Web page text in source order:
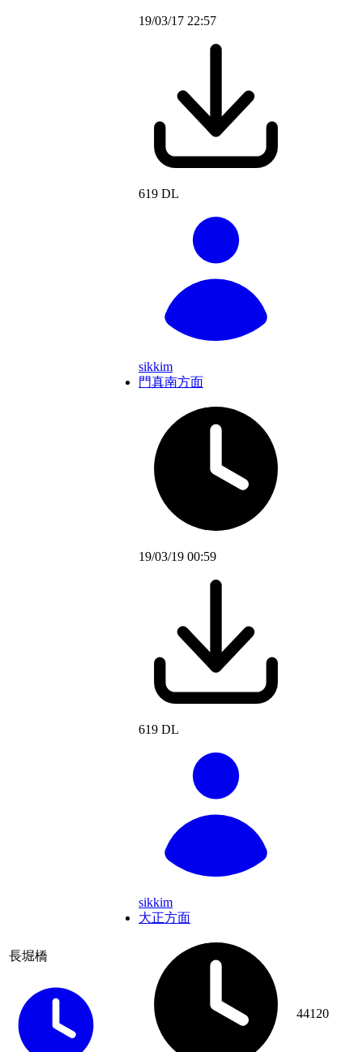
長堀橋
19/03/17 22:57
619 DL
sikkim
門真南方面
19/03/19 00:59
619 DL
sikkim
大正方面
44120